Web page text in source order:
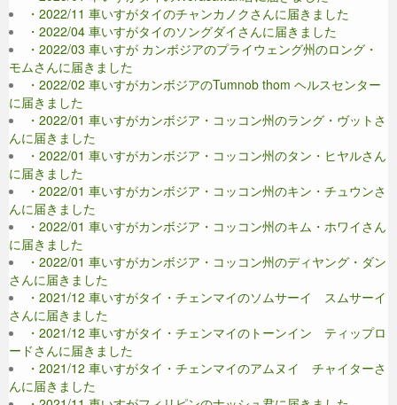
・2022/11 車いすがタイのチャンカノクさんに届きました
・2022/04 車いすがタイのソングダイさんに届きました
・2022/03 車いすが カンボジアのプライウェング州のロング・
モムさんに届きました
・2022/02 車いすがカンボジアのTumnob thom ヘルスセンター
に届きました
・2022/01 車いすがカンボジア・コッコン州のラング・ヴットさ
んに届きました
・2022/01 車いすがカンボジア・コッコン州のタン・ヒヤルさん
に届きました
・2022/01 車いすがカンボジア・コッコン州のキン・チュウンさ
んに届きました
・2022/01 車いすがカンボジア・コッコン州のキム・ホワイさん
に届きました
・2022/01 車いすがカンボジア・コッコン州のディヤング・ダン
さんに届きました
・2021/12 車いすがタイ・チェンマイのソムサーイ スムサーイ
さんに届きました
・2021/12 車いすがタイ・チェンマイのトーンイン ティップロ
ードさんに届きました
・2021/12 車いすがタイ・チェンマイのアムヌイ チャイターさ
んに届きました